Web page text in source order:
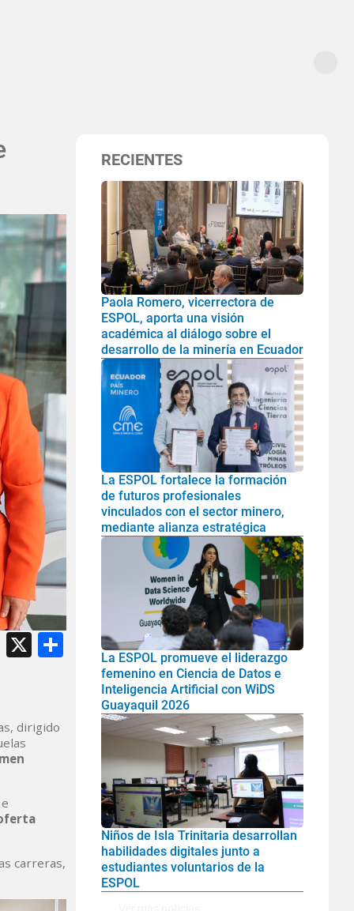
Facebook
X Share
dirigido
carreras,
RECIENTES
Paola Romero, vicerrectora de
ESPOL, aporta una visión
académica al diálogo sobre el
desarrollo de la minería en Ecuador
La ESPOL fortalece la formación
de futuros profesionales
vinculados con el sector minero,
mediante alianza estratégica
La ESPOL promueve el liderazgo
femenino en Ciencia de Datos e
Inteligencia Artificial con WiDS
Guayaquil 2026
Niños de Isla Trinitaria desarrollan
habilidades digitales junto a
estudiantes voluntarios de la
ESPOL